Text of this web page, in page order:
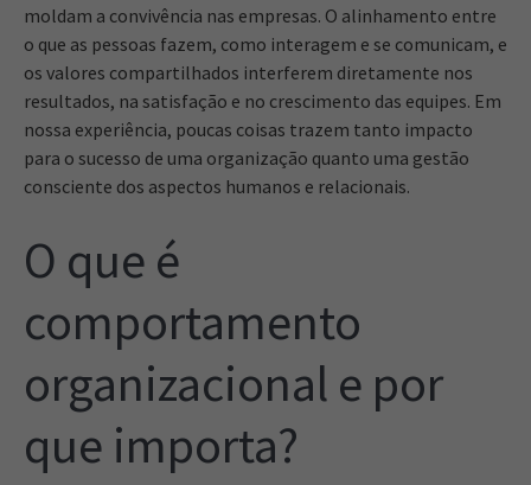
moldam a convivência nas empresas. O alinhamento entre
o que as pessoas fazem, como interagem e se comunicam, e
os valores compartilhados interferem diretamente nos
resultados, na satisfação e no crescimento das equipes. Em
nossa experiência, poucas coisas trazem tanto impacto
para o sucesso de uma organização quanto uma gestão
consciente dos aspectos humanos e relacionais.
O que é
comportamento
organizacional e por
que importa?